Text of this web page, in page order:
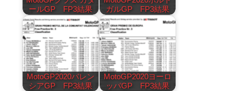
ールGP FP3結果
ガルGP FP3結果
MotoGP2020バレン
シアGP FP3結果
MotoGP2020ヨーロ
ッパGP FP3結果